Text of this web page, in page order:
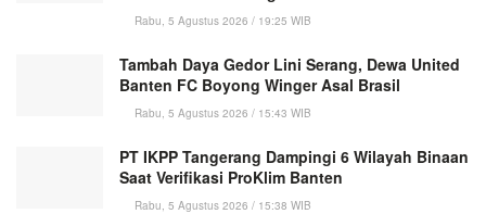
Rabu, 5 Agustus 2026 / 19:25 WIB
Tambah Daya Gedor Lini Serang, Dewa United
Banten FC Boyong Winger Asal Brasil
Rabu, 5 Agustus 2026 / 15:43 WIB
PT IKPP Tangerang Dampingi 6 Wilayah Binaan
Saat Verifikasi ProKlim Banten
Rabu, 5 Agustus 2026 / 15:38 WIB